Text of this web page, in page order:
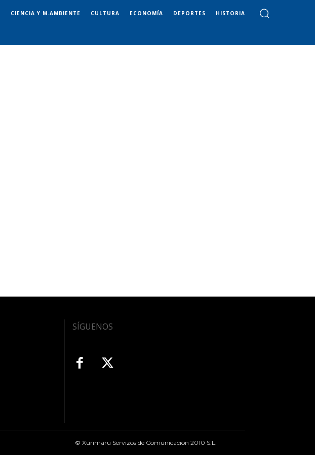
CIENCIA Y M.AMBIENTE CULTURA ECONOMÍA DEPORTES HISTORIA
SÍGUENOS
© Xurimaru Servizos de Comunicación 2010 S.L.